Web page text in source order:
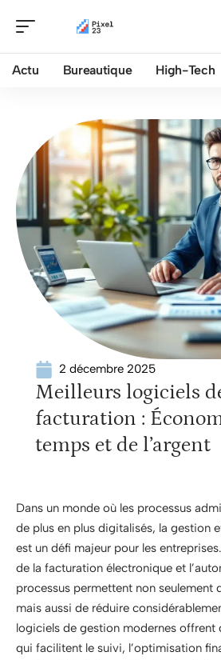
Actu Bureautique High-Tech
2 décembre 2025
Meilleurs logiciels
facturation :
temps et de l’argent
Dans un monde où les processus
de plus en plus digitalisés, la gestion
est un défi majeur pour les
de la facturation électronique et
processus permettent non seulement
mais aussi de réduire
logiciels de gestion modernes offrent
qui facilitent le suivi, l’optimisation